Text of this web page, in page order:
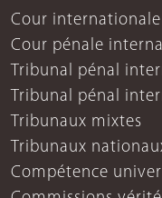
Cour
Cour pénale
Tribunal pénal
Tribunal pénal
Tribunaux mixtes
Tribunaux
Compétence